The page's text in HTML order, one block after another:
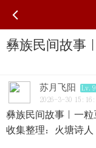
彝族民间故事
苏月飞阳
Lv.9
2026-3-30
彝族民间故事｜一
收集整理：火塘诗人